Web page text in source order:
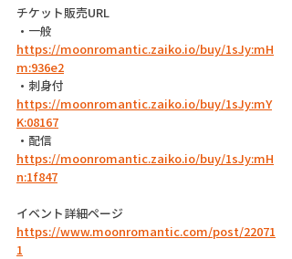
チケット販売URL
・一般
https://moonromantic.zaiko.io/buy/1sJy:mH
m:936e2
・刺身付
https://moonromantic.zaiko.io/buy/1sJy:mY
K:08167
・配信
https://moonromantic.zaiko.io/buy/1sJy:mH
n:1f847
イベント詳細ページ
https://www.moonromantic.com/post/22071
1